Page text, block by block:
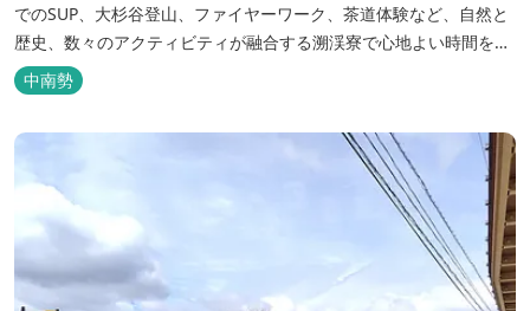
でのSUP、大杉谷登山、ファイヤーワーク、茶道体験など、自然と
歴史、数々のアクティビティが融合する溯渓寮で心地よい時間をお
過ごしください。 溯渓寮A棟は、22㎡の広々としたLDKを有する清
潔な宿泊棟です。大きな窓からは四季折々の美しい風景を眺望で
中南勢